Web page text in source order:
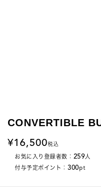
CONVERTIBLE
16,500税込
お気に入り登録者数： 259人
付与予定ポイント： 300pt